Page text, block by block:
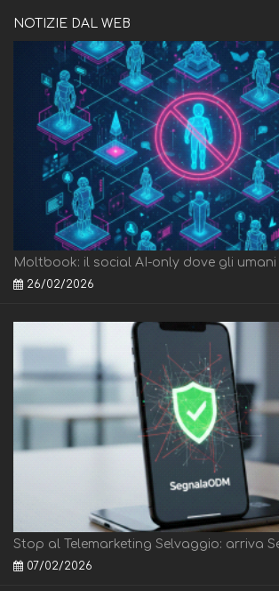
NOTIZIE DAL WEB
Moltbook: il social AI-only dove gli umani
26/02/2026
Stop al Telemarketing Selvaggio: arriva
07/02/2026